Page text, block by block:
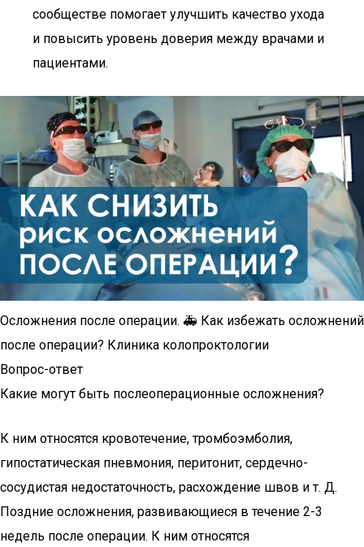
сообществе помогает улучшить качество ухода
и повысить уровень доверия между врачами и
пациентами.
Осложнения после операции. 🚑 Как избежать осложнений
после операции? Клиника колопроктологии
Вопрос-ответ
Какие могут быть послеоперационные осложнения?
К ним относятся кровотечение, тромбоэмболия,
гипостатическая пневмония, перитонит, сердечно-
сосудистая недостаточность, расхождение швов и т. Д.
Поздние осложнения, развивающиеся в течение 2-3
недель после операции. К ним относятся